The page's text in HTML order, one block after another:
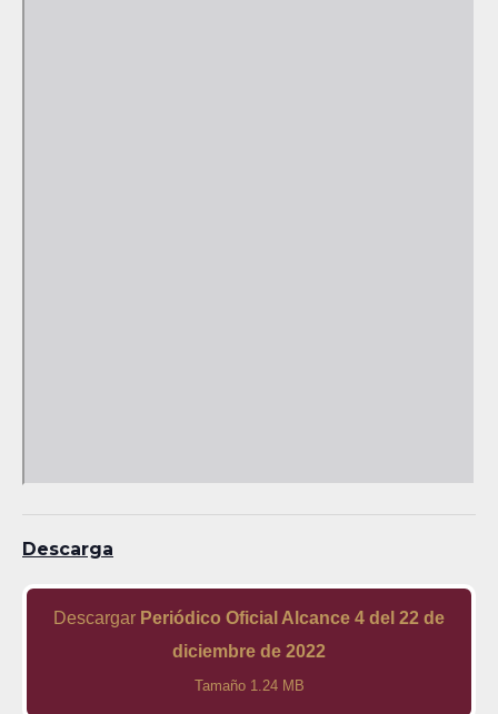
Descarga
Descargar Periódico Oficial Alcance 4 del 22 de
diciembre de 2022
Tamaño 1.24 MB